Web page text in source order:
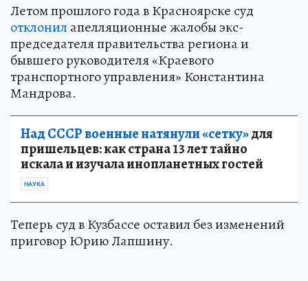
Летом прошлого года в Красноярске суд
отклонил апелляционные жалобы экс-
председателя правительства региона и
бывшего руководителя «Краевого
транспортного управления» Константина
Мандрова.
Над СССР военные натянули «сетку»для
пришельцев: как страна 13 лет тайно
искала и изучала инопланетных гостей
НАУКА
Теперь суд в Кузбассе оставил без изменений
приговор Юрию Лапшину.